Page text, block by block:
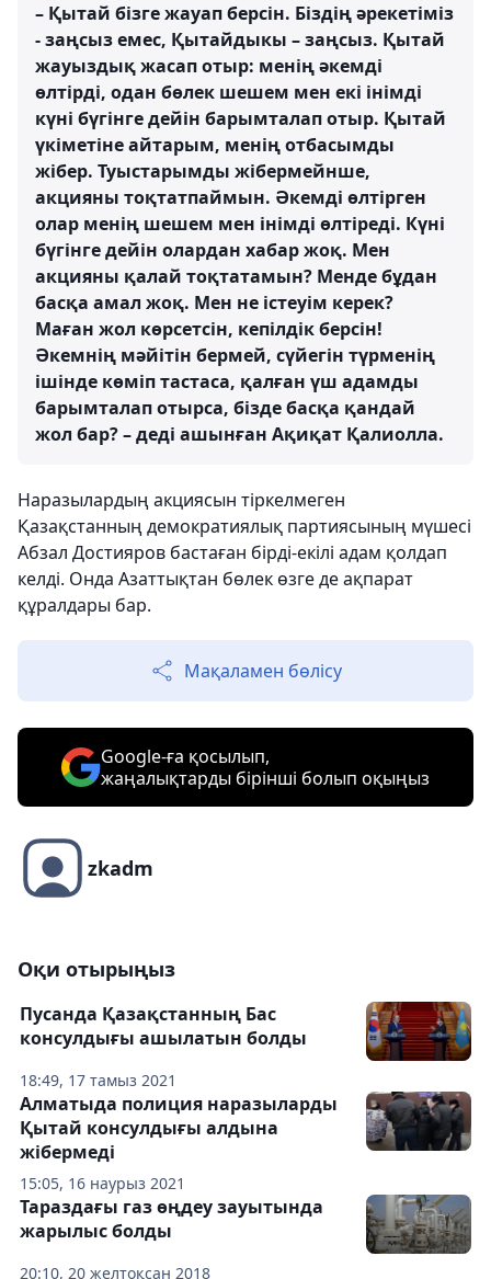
– Қытай бізге жауап берсін. Біздің әрекетіміз
- заңсыз емес, Қытайдыкы – заңсыз. Қытай
жауыздық жасап отыр: менің әкемді
өлтірді, одан бөлек шешем мен екі інімді
күні бүгінге дейін барымталап отыр. Қытай
үкіметіне айтарым, менің отбасымды
жібер. Туыстарымды жібермейнше,
акцияны тоқтатпаймын. Әкемді өлтірген
олар менің шешем мен інімді өлтіреді. Күні
бүгінге дейін олардан хабар жоқ. Мен
акцияны қалай тоқтатамын? Менде бұдан
басқа амал жоқ. Мен не істеуім керек?
Маған жол көрсетсін, кепілдік берсін!
Әкемнің мәйітін бермей, сүйегін түрменің
ішінде көміп тастаса, қалған үш адамды
барымталап отырса, бізде басқа қандай
жол бар? – деді ашынған Ақиқат Қалиолла.
Наразылардың акциясын тіркелмеген
Қазақстанның демократиялық партиясының мүшесі
Абзал Достияров бастаған бірді-екілі адам қолдап
келді. Онда Азаттықтан бөлек өзге де ақпарат
құралдары бар.
Мақаламен бөлісу
Google-ға қосылып,
жаңалықтарды бірінші болып оқыңыз
zkadm
Оқи отырыңыз
18:49, 17 тамыз 2021
Пусанда Қазақстанның Бас
консулдығы ашылатын болды
15:05, 16 наурыз 2021
Алматыда полиция наразыларды
Қытай консулдығы алдына
жібермеді
20:10, 20 желтоқсан 2018
Тараздағы газ өңдеу зауытында
жарылыс болды